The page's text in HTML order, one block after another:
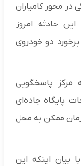
در محور کامیاران
حادثه امروز
پی برخورد دو خودروی
مرکز پاسخگویی
پایگاه جاده‌ای
ممکن به محل
بیان اینکه این